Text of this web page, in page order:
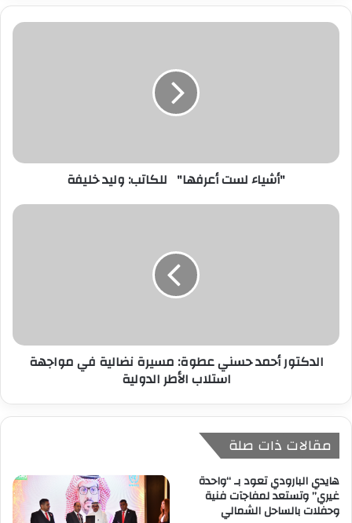
د
ر
ي
"أشياء لست أعرفها" للكاتب: وليد خليفة
الدكتور أحمد حسني عطوة: مسيرة نضالية في مواجهة
استلاب الأطر الدولية
مقالات ذات صلة
هايدي البارودي تعود بـ “واحدة
غيري” وتستعد لمفاجآت فنية
وحفلات بالساحل الشمالي